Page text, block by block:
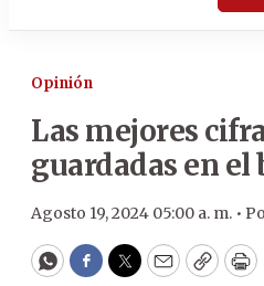
Opinión
Las mejores
guardadas en
Agosto 19, 2024 05:00 a. m. •
WhatsApp
Facebook
Twitter
EmailCopy